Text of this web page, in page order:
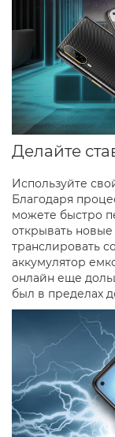
Делайте
Используйте
Благодаря
можете быстро
открывать
транслировать
аккумулятор
онлайн еще
был в пределах